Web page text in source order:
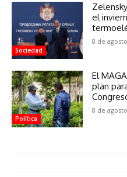
Sociedad
el
8 de
Política
El
plan
8 de